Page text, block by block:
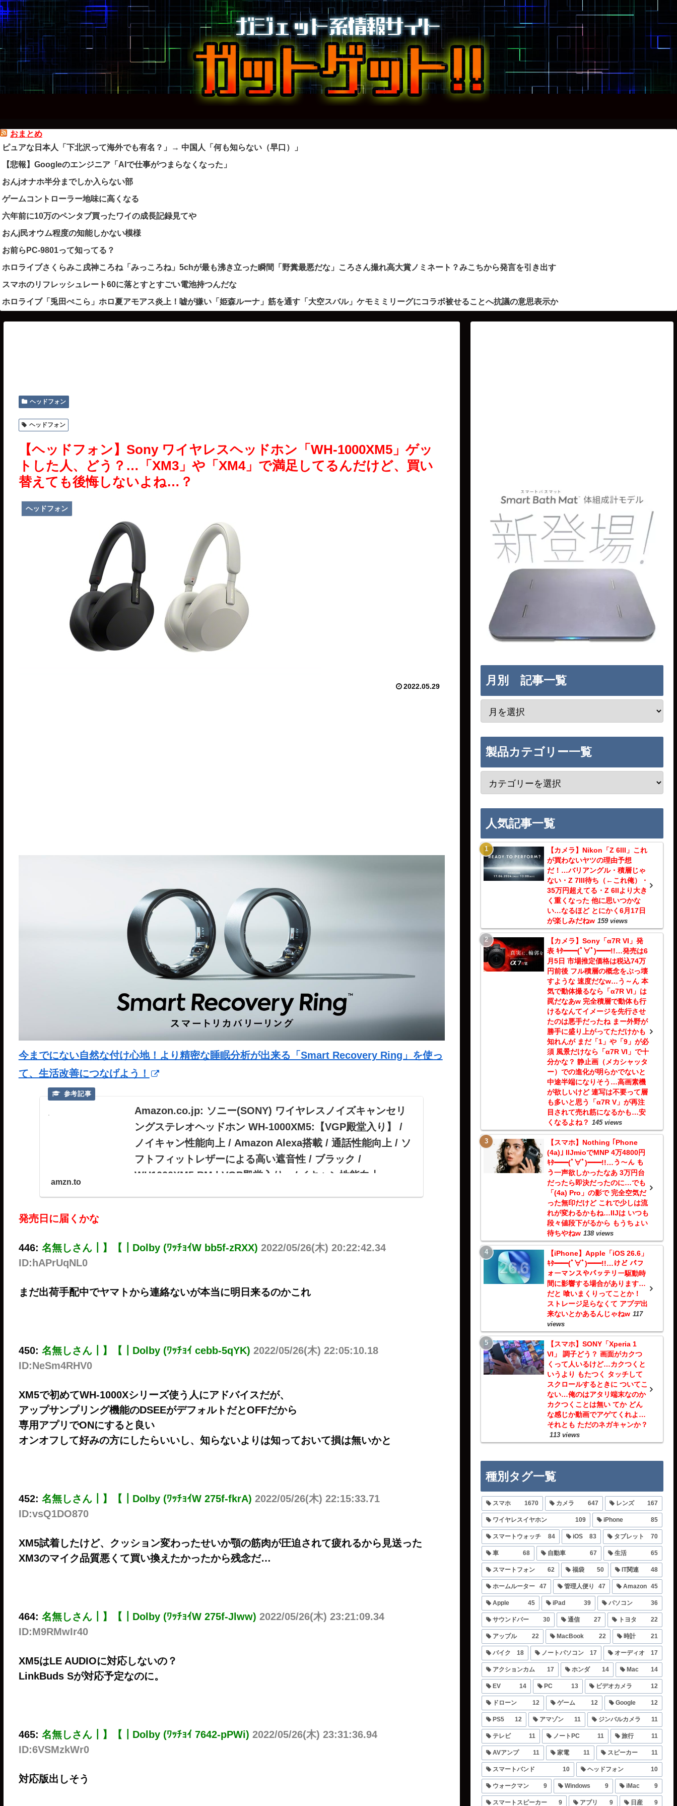
おまとめ
ピュアな日本人「下北沢って海外でも有名？」→ 中国人「何も知らない（早口）」
【悲報】Googleのエンジニア「AIで仕事がつまらなくなった」
おんjオナホ半分までしか入らない部
ゲームコントローラー地味に高くなる
六年前に10万のペンタブ買ったワイの成長記録見てや
おんj民オウム程度の知能しかない模様
お前らPC-9801って知ってる？
ホロライブさくらみこ戌神ころね「みっころね」5chが最も沸き立った瞬間「野糞最悪だな」ころさん撮れ高大賞ノミネート？みこちから発言を引き出す
スマホのリフレッシュレート60に落とすとすごい電池持つんだな
ホロライブ「兎田ぺこら」ホロ夏アモアス炎上！嘘が嫌い「姫森ルーナ」筋を通す「大空スバル」ケモミミリーグにコラボ被せることへ抗議の意思表示か
ヘッドフォン
ヘッドフォン
【ヘッドフォン】Sony ワイヤレスヘッドホン「WH-1000XM5」ゲッ
トした人、どう？…「XM3」や「XM4」で満足してるんだけど、買い
替えても後悔しないよね…？
ヘッドフォン
2022.05.29
今までにない自然な付け心地！より精密な睡眠分析が出来る「Smart Recovery Ring」を使っ
て、生活改善につなげよう！
Amazon.co.jp: ソニー(SONY) ワイヤレスノイズキャンセリ
ングステレオヘッドホン WH-1000XM5:【VGP殿堂入り】 /
ノイキャン性能向上 / Amazon Alexa搭載 / 通話性能向上 / ソ
フトフィットレザーによる高い遮音性 / ブラック /
WH1000XM5 BM | VGP殿堂入り, ノイキャン性能向上,
Alexa搭載 / 通話性能向上 / ソフトフィットレザーによる高い遮音性 / ブラッ
amzn.to
発売日に届くかな
446: 名無しさん┃】【┃Dolby (ﾜｯﾁｮｲW bb5f-zRXX) 2022/05/26(木) 20:22:42.34
ID:hAPrUqNL0
まだ出荷手配中でヤマトから連絡ないが本当に明日来るのかこれ
450: 名無しさん┃】【┃Dolby (ﾜｯﾁｮｲ cebb-5qYK) 2022/05/26(木) 22:05:10.18
ID:NeSm4RHV0
XM5で初めてWH-1000Xシリーズ使う人にアドバイスだが、
アップサンプリング機能のDSEEがデフォルトだとOFFだから
専用アプリでONにすると良い
オンオフして好みの方にしたらいいし、知らないよりは知っておいて損は無いかと
452: 名無しさん┃】【┃Dolby (ﾜｯﾁｮｲW 275f-fkrA) 2022/05/26(木) 22:15:33.71
ID:vsQ1DO870
XM5試着したけど、クッション変わったせいか顎の筋肉が圧迫されて疲れるから見送った
XM3のマイク品質悪くて買い換えたかったから残念だ…
464: 名無しさん┃】【┃Dolby (ﾜｯﾁｮｲW 275f-Jlww) 2022/05/26(木) 23:21:09.34
ID:M9RMwIr40
XM5はLE AUDIOに対応しないの？
LinkBuds Sが対応予定なのに。
465: 名無しさん┃】【┃Dolby (ﾜｯﾁｮｲ 7642-pPWi) 2022/05/26(木) 23:31:36.94
ID:6VSMzkWr0
対応版出しそう
月別 記事一覧
製品カテゴリー一覧
人気記事一覧
【カメラ】Nikon「Z 6III」これ
が買わないヤツの理由予想
だ！…バリアングル・積層じゃ
ない・Z 7III待ち（←これ俺）・
35万円超えてる・Z 6IIより大き
く重くなった 他に思いつかな
い…なるほど とにかく6月17日
が楽しみだねw 159 views
【カメラ】Sony「α7R VI」発
表 ｷﾀ━━(ﾟ∀ﾟ)━━!!…発売は6
月5日 市場推定価格は税込74万
円前後 フル積層の概念をぶっ壊
すような 速度だなw…う～ん 本
気で動体撮るなら「α7R VI」は
罠だなあw 完全積層で動体も行
けるなんてイメージを先行させ
たのは悪手だったね まー外野が
勝手に盛り上がってただけかも
知れんが まだ「1」や「9」が必
須 風景だけなら「α7R VI」で十
分かな？ 静止画（メカシャッタ
ー）での進化が明らかでないと
中途半端になりそう…高画素機
が欲しいけど 連写は不要って層
も多いと思う「α7R V」が再注
目されて売れ筋になるかも…安
くなるよね？ 145 views
【スマホ】Nothing ｢Phone
(4a)｣ IIJmioでMNP 4万4800円
ｷﾀ━━(ﾟ∀ﾟ)━━!!…う～ん も
う一声欲しかったなあ 3万円台
だったら即決だったのに…でも
「(4a) Pro」の影で 完全空気だ
った無印だけど これで少しは流
れが変わるかもね…IIJは いつも
段々値段下がるから もうちょい
待ちやねw 138 views
【iPhone】Apple「iOS 26.6」
ｷﾀ━━(ﾟ∀ﾟ)━━!!…けど パフ
ォーマンスやバッテリー駆動時
間に影響する場合があります…
だと 喰いまくりってことか！
ストレージ足らなくて アプデ出
来ないとかあるんじゃねw 117
views
【スマホ】SONY「Xperia 1
VI」 調子どう？ 画面がカクつ
くって人いるけど…カクつくと
いうより もたつく タッチして
スクロールするときに ついてこ
ない…俺のはアタリ端末なのか
カクつくことは無い てか どん
な感じか動画でアゲてくれよ…
それとも ただのネガキャンか？
113 views
種別タグ一覧
スマホ 1670 カメラ 647 レンズ 167
ワイヤレスイヤホン 109 iPhone 85
スマートウォッチ 84 iOS 83 タブレット 70
車 68 自動車 67 生活 65
スマートフォン 62 福袋 50 IT関連 48
ホームルーター 47 管理人便り 47 Amazon 45
Apple 45 iPad 39 パソコン 36
サウンドバー 30 通信 27 トヨタ 22
アップル 22 MacBook 22 時計 21
バイク 18 ノートパソコン 17 オーディオ 17
アクションカム 17 ホンダ 14 Mac 14
EV 14 PC 13 ビデオカメラ 12
ドローン 12 ゲーム 12 Google 12
PS5 12 アマゾン 11 ジンバルカメラ 11
テレビ 11 ノートPC 11 旅行 11
AVアンプ 11 家電 11 スピーカー 11
スマートバンド 10 ヘッドフォン 10
ウォークマン 9 Windows 9 iMac 9
スマートスピーカー 9 アプリ 9 日産 9